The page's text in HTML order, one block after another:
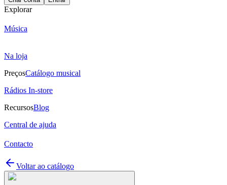
Explorar
Música
Na loja
PreçosCatálogo musical
Rádios In-store
RecursosBlog
Central de ajuda
Contacto
Voltar ao catálogo